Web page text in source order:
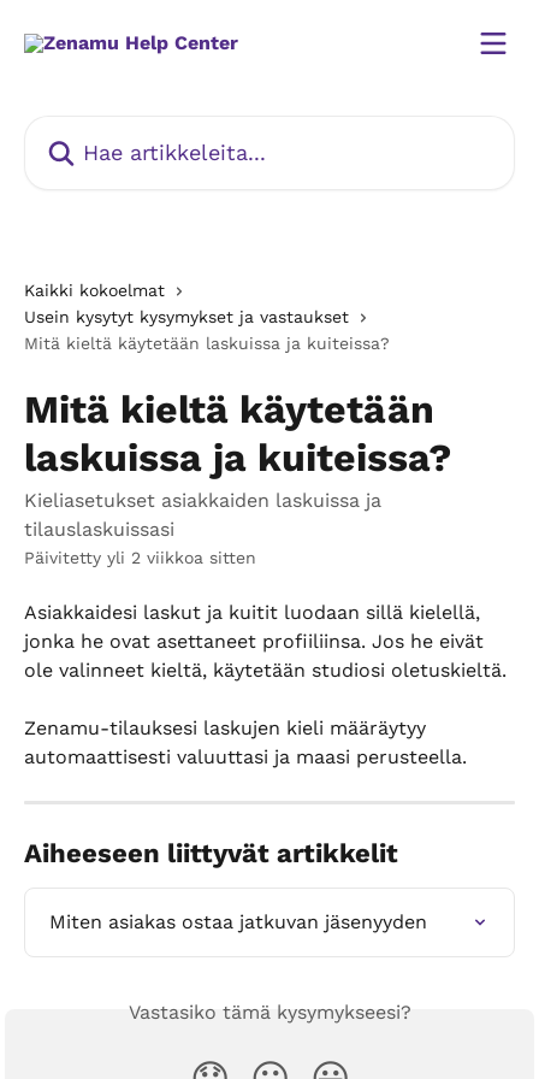
Kaikki kokoelmat
Usein kysytyt kysymykset ja vastaukset
Mitä kieltä käytetään laskuissa ja kuiteissa?
Mitä kieltä käytetään
laskuissa ja kuiteissa?
Kieliasetukset asiakkaiden laskuissa ja
tilauslaskuissasi
Päivitetty yli 2 viikkoa sitten
Asiakkaidesi laskut ja kuitit luodaan sillä kielellä,
jonka he ovat asettaneet profiiliinsa. Jos he eivät
ole valinneet kieltä, käytetään studiosi oletuskieltä.
Zenamu-tilauksesi laskujen kieli määräytyy
automaattisesti valuuttasi ja maasi perusteella.
Aiheeseen liittyvät artikkelit
Miten asiakas ostaa jatkuvan jäsenyyden
Vastasiko tämä kysymykseesi?